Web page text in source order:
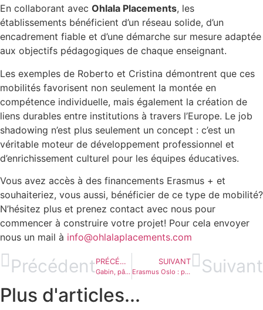
En collaborant avec Ohlala Placements, les
établissements bénéficient d’un réseau solide, d’un
encadrement fiable et d’une démarche sur mesure adaptée
aux objectifs pédagogiques de chaque enseignant.
Les exemples de Roberto et Cristina démontrent que ces
mobilités favorisent non seulement la montée en
compétence individuelle, mais également la création de
liens durables entre institutions à travers l’Europe. Le job
shadowing n’est plus seulement un concept : c’est un
véritable moteur de développement professionnel et
d’enrichissement culturel pour les équipes éducatives.
Vous avez accès à des financements Erasmus + et
souhaiteriez, vous aussi, bénéficier de ce type de mobilité?
N’hésitez plus et prenez contact avec nous pour
commencer à construire votre projet! Pour cela envoyer
nous un mail à info@ohlalaplacements.com
Précédent PRÉCÉDENT
Gabin, pâtissier français en stage dans un hôtel 5 étoiles à Oslo : une réussite inspirante
SUIVANT
Erasmus Oslo : pourquoi la capitale norvégienne séduit les apprentis et étudiants européens ? Suivant
Plus d'articles...